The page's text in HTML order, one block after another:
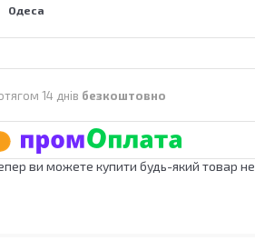
Одеса
14 днів безкоштовно
ви можете купити будь-який товар не